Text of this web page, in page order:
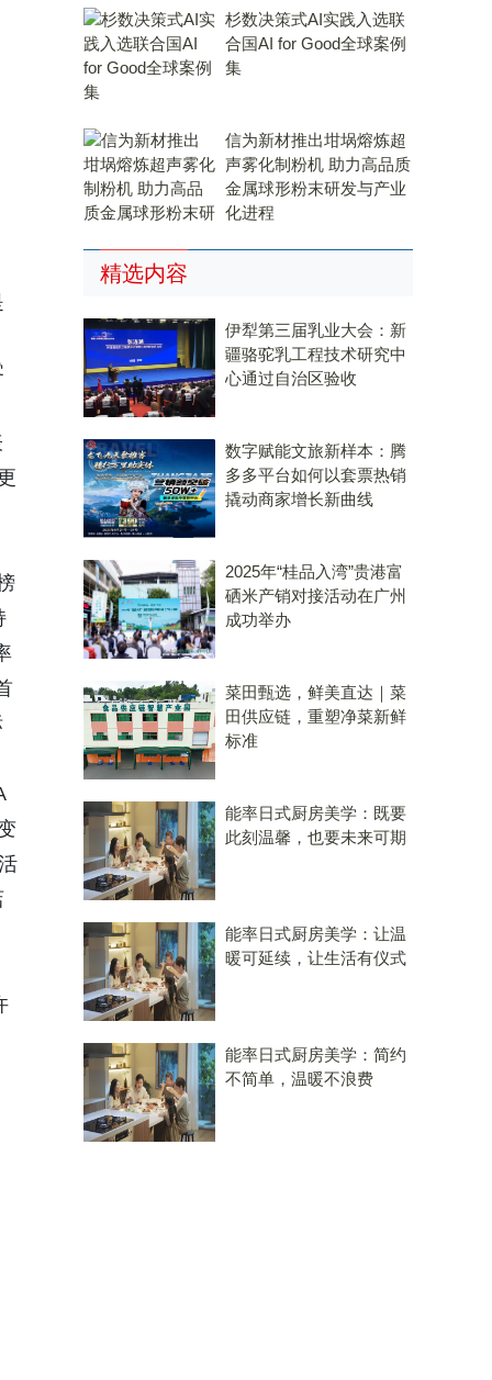
杉数决策式AI实践入选联
合国AI for Good全球案例
集
信为新材推出坩埚熔炼超
声雾化制粉机 助力高品质
金属球形粉末研发与产业
化进程
精选内容
伊犁第三届乳业大会：新
疆骆驼乳工程技术研究中
心通过自治区验收
数字赋能文旅新样本：腾
多多平台如何以套票热销
撬动商家增长新曲线
2025年“桂品入湾”贵港富
硒米产销对接活动在广州
成功举办
菜田甄选，鲜美直达｜菜
田供应链，重塑净菜新鲜
标准
能率日式厨房美学：既要
此刻温馨，也要未来可期
能率日式厨房美学：让温
暖可延续，让生活有仪式
能率日式厨房美学：简约
不简单，温暖不浪费